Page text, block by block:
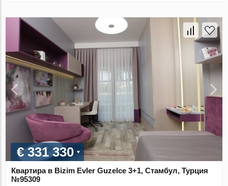
€ 331 330
Квартира в Bizim Evler Guzelce 3+1, Стамбул, Турция
№95309